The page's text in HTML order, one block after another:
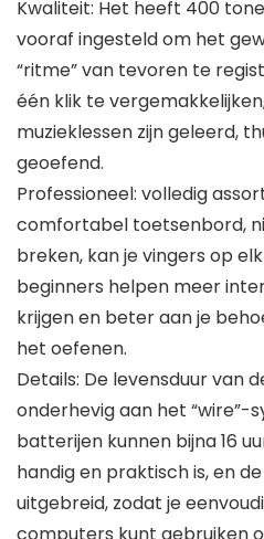
Kwaliteit: Het heeft 400
vooraf ingesteld om het
“ritme” van tevoren te
één klik te
muzieklessen zijn geleerd,
geoefend.
Professioneel: volledig
comfortabel toetsenbord,
breken, kan je vingers op
beginners helpen meer
krijgen en beter aan je
het oefenen.
Details: De levensduur van
onderhevig aan het “wire”-
batterijen kunnen bijna 16
handig en praktisch is, en
uitgebreid, zodat je